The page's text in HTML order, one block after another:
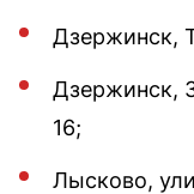
Дзержинск,
Дзержинск,
16;
Лысково,